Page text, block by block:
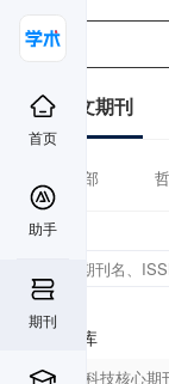
首页
助手
期刊
中文期刊
全部
数据库
中国科技核心期